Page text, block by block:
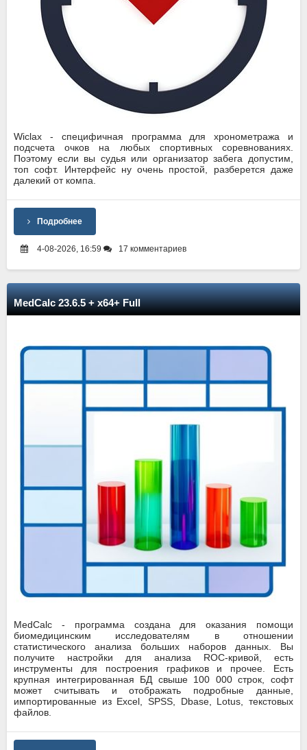
Wiclax - специфичная программа для хронометража и
подсчета очков на любых спортивных соревнованиях.
Поэтому если вы судья или организатор забега допустим,
топ софт. Интерфейс ну очень простой, разберется даже
далекий от компа.
Подробнее
4-08-2026, 16:59 17 комментариев
MedCalc 23.6.5 + x64+ Full
MedCalc - программа создана для оказания помощи
биомедицинским исследователям в отношении
статистического анализа больших наборов данных. Вы
получите настройки для анализа ROC-кривой, есть
инструменты для построения графиков и прочее. Есть
крупная интегрированная БД свыше 100 000 строк, софт
может считывать и отображать подробные данные,
импортированные из Excel, SPSS, Dbase, Lotus, текстовых
файлов.